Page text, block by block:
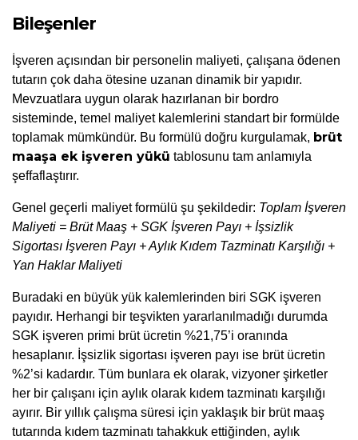
Bileşenler
İşveren açısından bir personelin maliyeti, çalışana ödenen
tutarın çok daha ötesine uzanan dinamik bir yapıdır.
Mevzuatlara uygun olarak hazırlanan bir bordro
sisteminde, temel maliyet kalemlerini standart bir formülde
toplamak mümkündür. Bu formülü doğru kurgulamak, brüt
maaşa ek işveren yükü tablosunu tam anlamıyla
şeffaflaştırır.
Genel geçerli maliyet formülü şu şekildedir: Toplam İşveren
Maliyeti = Brüt Maaş + SGK İşveren Payı + İşsizlik
Sigortası İşveren Payı + Aylık Kıdem Tazminatı Karşılığı +
Yan Haklar Maliyeti
Buradaki en büyük yük kalemlerinden biri SGK işveren
payıdır. Herhangi bir teşvikten yararlanılmadığı durumda
SGK işveren primi brüt ücretin %21,75’i oranında
hesaplanır. İşsizlik sigortası işveren payı ise brüt ücretin
%2’si kadardır. Tüm bunlara ek olarak, vizyoner şirketler
her bir çalışanı için aylık olarak kıdem tazminatı karşılığı
ayırır. Bir yıllık çalışma süresi için yaklaşık bir brüt maaş
tutarında kıdem tazminatı tahakkuk ettiğinden, aylık